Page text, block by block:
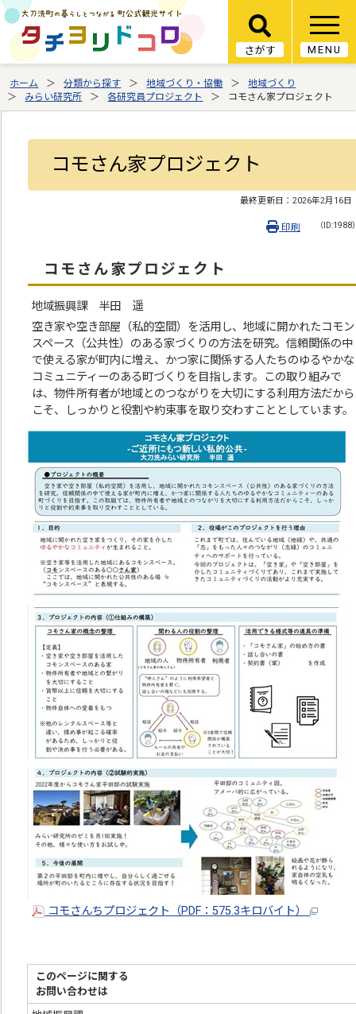
さがす MENU
ホーム 分類から探す 地域づくり・協働
地域づくり
みらい研究所
各研究員プロジェクト コモさん家プロジェクト
コモさん家プロジェクト
最終更新日： 2026年2月16日
（ID:1988
印刷
コモさん家プロジェクト
地域振興課 半田 遥
空き家や空き部屋（私的空間）を活用し、地域に開かれたコモン
スペース（公共性）のある家づくりの方法を研究。信頼関係の中
で使える家が町内に増え、かつ家に関係する人たちのゆるやかな
コミュニティーのある町づくりを目指します。この取り組みで
は、物件所有者が地域とのつながりを大切にする利用方法だから
こそ、しっかりと役割や約束事を取り交わすこととしています。
コモさんちプロジェクト（PDF：575.3キロバイト）
このページに関する
お問い合わせは